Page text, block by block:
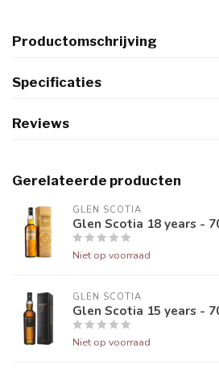
Productomschrijving
Specificaties
Reviews
Gerelateerde producten
GLEN SCOTIA
Glen Scotia 18 years -
Niet op voorraad
GLEN SCOTIA
Glen Scotia 15 years -
Niet op voorraad